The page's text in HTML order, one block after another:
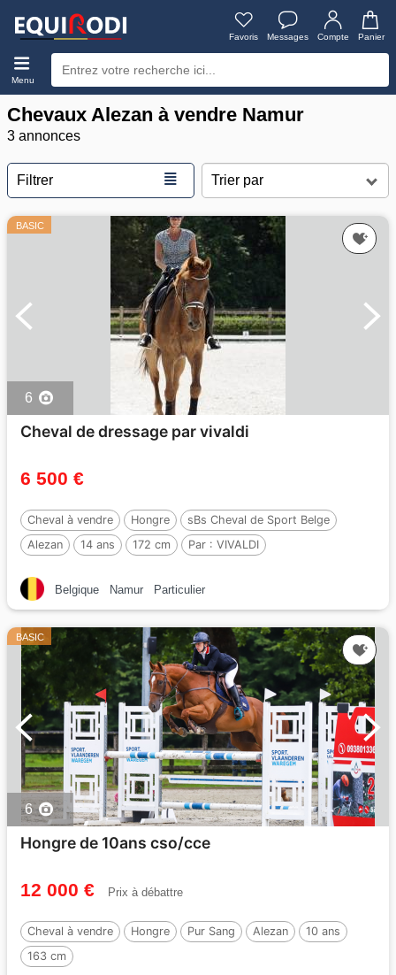
Favoris Messages Compte Panier
Menu
Chevaux Alezan à vendre Namur
3 annonces
Filtrer ≣
BASIC
6
Cheval de dressage par vivaldi
6 500 €
Cheval à vendre Hongre
sBs Cheval de Sport Belge
Alezan
14 ans 172 cm Par : VIVALDI
Belgique Namur Particulier
BASIC
6
Hongre de 10ans cso/cce
12 000 € Prix à débattre
Cheval à vendre Hongre Pur Sang Alezan
10 ans
163 cm